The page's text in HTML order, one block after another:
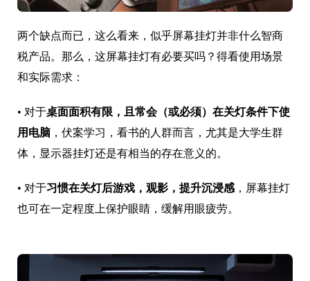
两个缺点而已，这么看来，似乎屏幕挂灯并非什么智商
税产品。那么，这屏幕挂灯有必要买吗？得看使用场景
和实际需求：
• 对于桌面面积有限，且常会（或必须）在关灯条件下使
用电脑 ，伏案学习，看书的人群而言，尤其是大学生群
体，显示器挂灯还是有相当的存在意义的。
• 对于习惯在关灯后游戏，观影，提升沉浸感，屏幕挂灯
也可在一定程度上保护眼睛，缓解用眼疲劳。